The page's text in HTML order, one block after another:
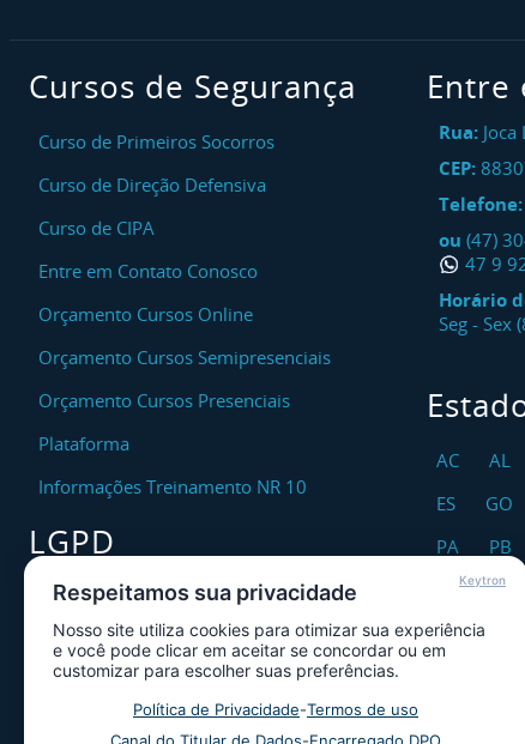
Cursos de Segurança
Curso de Primeiros Socorros
Curso de Direção Defensiva
Curso de CIPA
Entre em Contato Conosco
Orçamento Cursos Online
Orçamento Cursos Semipresenciais
Orçamento Cursos Presenciais
Plataforma
Informações Treinamento NR 10
LGPD
Encarregado DPO
Canal de Atendimento ao Titular dos
Dados
Política de Privacidade
Entre
Rua:
CEP:
Telefone:
ou (47)
47 9
Horário
Seg - Sex
AC AL
ES
GO
PA
PB
RO
RR
TO
Keytron
Respeitamos sua privacidade
Nosso site utiliza cookies para otimizar sua experiência
e você pode clicar em aceitar se concordar ou em
customizar para escolher suas preferências.
Política de Privacidade-Termos de uso